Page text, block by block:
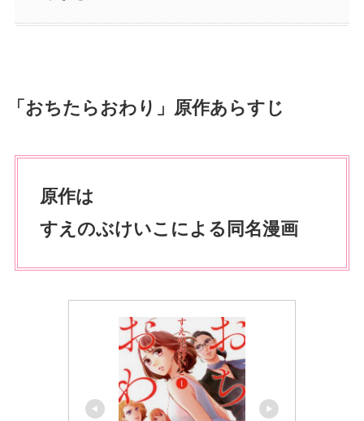
「おちたらおわり」原作あらすじ
原作は
すえのぶけいこによる同名漫画